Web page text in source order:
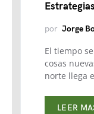
Estrategias
por Jorge
El tiempo
cosas
norte llega
LEER